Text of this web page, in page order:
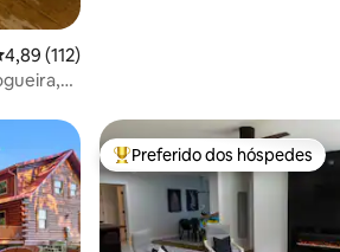
de uma avaliação média de 5, 112
4,89 (112)
Entre os melhores preferidos
Preferido dos hóspedes